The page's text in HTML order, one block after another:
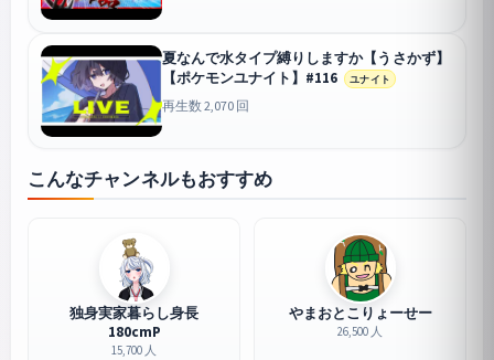
夏なんで水タイプ縛りしますか【うさかず】
【ポケモンユナイト】#116
ユナイト
再生数 2,070 回
こんなチャンネルもおすすめ
独身実家暮らし身長
180cmP
15,700 人
やまおとこりょーせー
26,500 人